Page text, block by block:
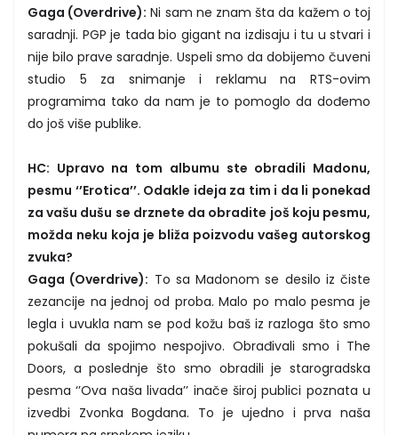
Gaga (Overdrive): Ni sam ne znam šta da kažem o toj
saradnji. PGP je tada bio gigant na izdisaju i tu u stvari i
nije bilo prave saradnje. Uspeli smo da dobijemo čuveni
studio 5 za snimanje i reklamu na RTS-ovim
programima tako da nam je to pomoglo da dođemo
do još više publike.
HC: Upravo na tom albumu ste obradili Madonu,
pesmu ‘’Erotica’’. Odakle ideja za tim i da li ponekad
za vašu dušu se drznete da obradite još koju pesmu,
možda neku koja je bliža poizvodu vašeg autorskog
zvuka?
Gaga (Overdrive): To sa Madonom se desilo iz čiste
zezancije na jednoj od proba. Malo po malo pesma je
legla i uvukla nam se pod kožu baš iz razloga što smo
pokušali da spojimo nespojivo. Obrađivali smo i The
Doors, a poslednje što smo obradili je starogradska
pesma ‘’Ova naša livada’’ inače široj publici poznata u
izvedbi Zvonka Bogdana. To je ujedno i prva naša